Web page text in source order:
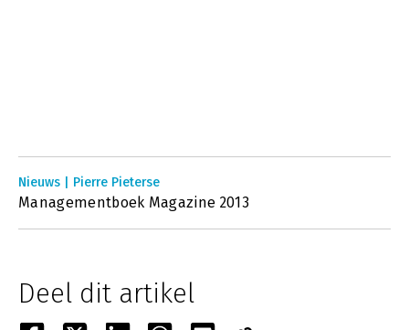
Nieuws | Pierre Pieterse
Managementboek Magazine 2013
Deel dit artikel